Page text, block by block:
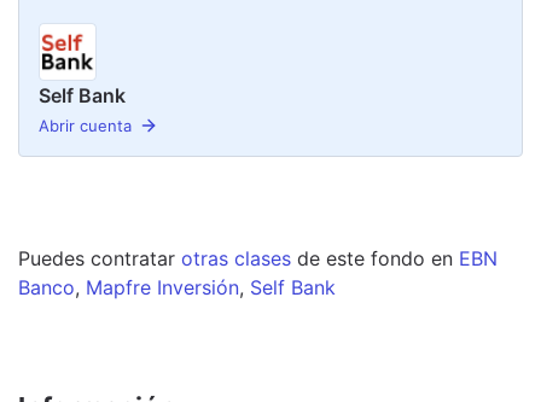
Self Bank
Abrir cuenta
Puedes contratar otras clases de este fondo en EBN
Banco, Mapfre Inversión, Self Bank